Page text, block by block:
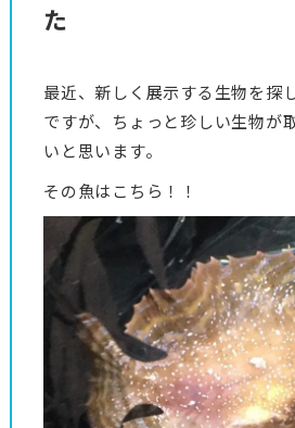
た
最近、新しく展示する生物を探
ですが、ちょっと珍しい生物が
いと思います。
その魚はこちら！！